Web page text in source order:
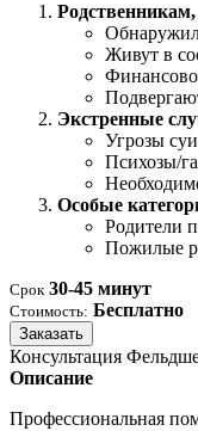
Родственникам,
Живут в
Финансово
Экстренные
Угрозы
Психозы/
Особые
Родители
Пожилые
Срок 30-45 минут
Стоимость: Бесплатно
Заказать
Консультация
Описание
Профессиональная